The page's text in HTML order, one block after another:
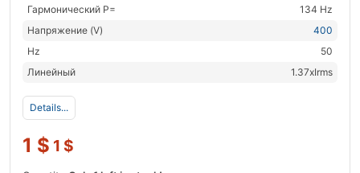
Гармонический P=
134 Hz
Напряжение (V)
400
Hz
50
Линейный
1.37xIrms
Details...
1 $ 1 $